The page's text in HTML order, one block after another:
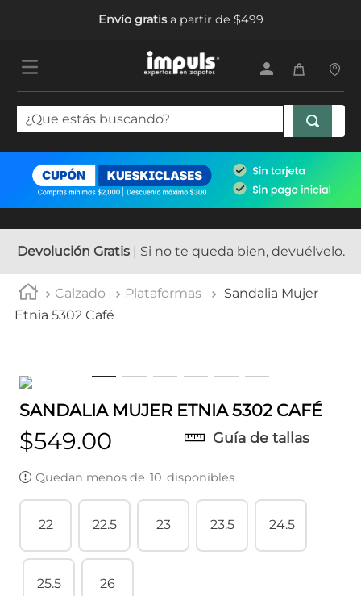
Envío gratisa partir de $499
¿Que estás buscando?
Devolución Gratis| Si no te queda bien, devuélvelo.
Calzado Plataformas
Sandalia Mujer
Etnia 5302 Café
SANDALIA MUJER ETNIA 5302 CAFÉ
$549.00 Guía de tallas
Quedan menos de 10 disponibles
22 22.5 23 23.5 24.5
25.5 26
TÉRMINOS MÁS BUSCADOS
.
tenis mujer
tenis hombre
5. tenis